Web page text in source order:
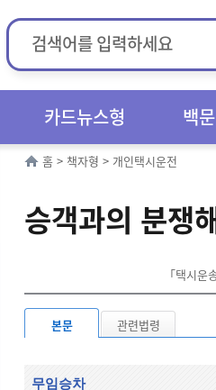
카드뉴스형 백
홈 > 책자형 > 개인택시운전
승객과의 분쟁
「택시
본문 관련법령
무임승차